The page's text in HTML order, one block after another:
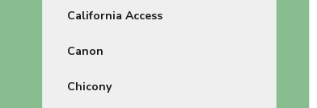
California Access
Canon
Chicony